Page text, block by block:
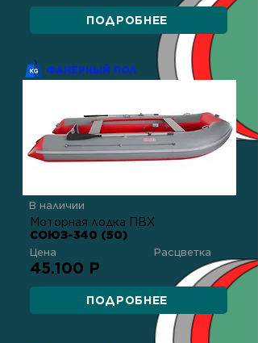
ПОДРОБНЕЕ
ФАНЕРНЫЙ ПОЛ
В наличии
Моторная лодка ПВХ
СОЮЗ-340 (50)
Цена Расцветка
45.100 Р
ПОДРОБНЕЕ